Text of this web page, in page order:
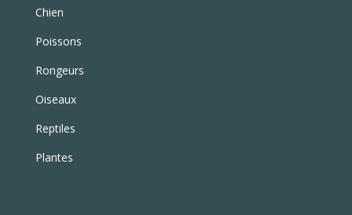
Chien
Poissons
Rongeurs
Oiseaux
Reptiles
Plantes